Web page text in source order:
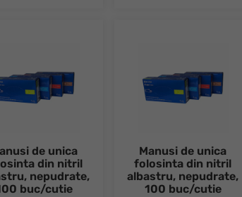
de unica
din nitril
nepudrate,
buc/cutie
Manusi de unica
folosinta din nitril
albastru, nepudrate,
100 buc/cutie